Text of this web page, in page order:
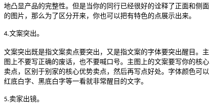
地凸显产品的完整性。但是当你的同行已经很好的诠释了正面和侧面
的图片，那么为了区分开来，你也可以把有特色的点展示出来。
4.文案突出。
文案突出既是指文案卖点要突出，又是指文案的字体要突出醒目。主
图上不要写正确的废话，也不要喊口号。主图上的文案要写你的核心
卖点，区别于别家的核心优势卖点，然后再写点好处。字体颜色可以
红底白字、黑底白字等一看就非常醒目的文字。
5.卖家出镜。